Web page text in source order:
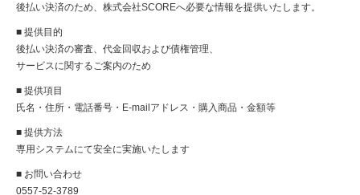
後払い決済のため、株式会社SCOREへ必要な情報を提供いたします。
■ 提供目的
後払い決済の審査、代金回収および債権管理、
サービスに関するご案内のため
■ 提供項目
氏名・住所・電話番号・E-mailアドレス・購入商品・金額等
■ 提供方法
専用システムにて安全に実施いたします
■ お問い合わせ
0557-52-3789